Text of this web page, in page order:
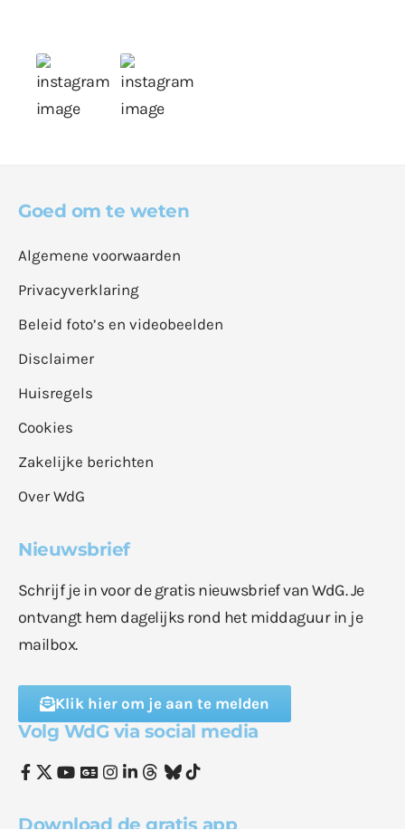
Goed om te weten
Algemene voorwaarden
Privacyverklaring
Beleid foto’s en videobeelden
Disclaimer
Huisregels
Cookies
Zakelijke berichten
Over WdG
Nieuwsbrief
Schrijf je in voor de gratis nieuwsbrief van WdG. Je
ontvangt hem dagelijks rond het middaguur in je
mailbox.
Klik hier om je aan te melden
Volg WdG via social media
Download de gratis app